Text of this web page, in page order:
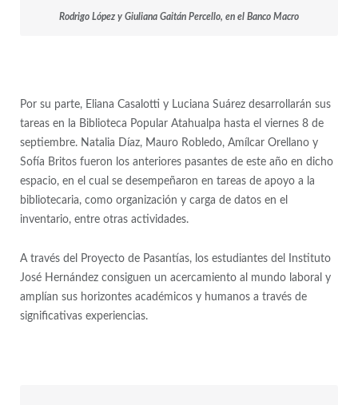
Rodrigo López y Giuliana Gaitán Percello, en el Banco Macro
Por su parte, Eliana Casalotti y Luciana Suárez desarrollarán sus
tareas en la Biblioteca Popular Atahualpa hasta el viernes 8 de
septiembre. Natalia Díaz, Mauro Robledo, Amílcar Orellano y
Sofía Britos fueron los anteriores pasantes de este año en dicho
espacio, en el cual se desempeñaron en tareas de apoyo a la
bibliotecaria, como organización y carga de datos en el
inventario, entre otras actividades.
A través del Proyecto de Pasantías, los estudiantes del Instituto
José Hernández consiguen un acercamiento al mundo laboral y
amplían sus horizontes académicos y humanos a través de
significativas experiencias.